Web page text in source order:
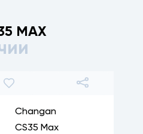
MAX
1/19
Changan
CS35 Max